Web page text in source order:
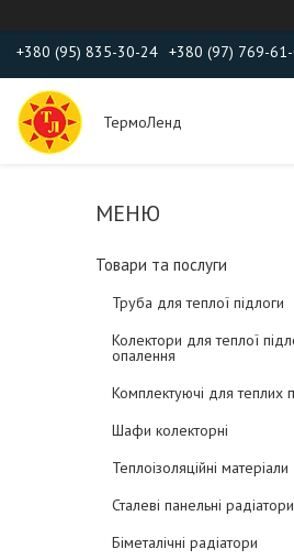
+380 (95) 835-30-24 +380 (97) 769-
ТермоЛенд
Товари та послуги
Труба для теплої підлоги
Колектори для теплої
опалення
Комплектуючі для теплих
Шафи колекторні
Теплоізоляційні матеріали
Сталеві панельні радіатори
Біметалічні радіатори